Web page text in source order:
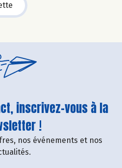
inscrivez-vous à la
!
nos événements et nos